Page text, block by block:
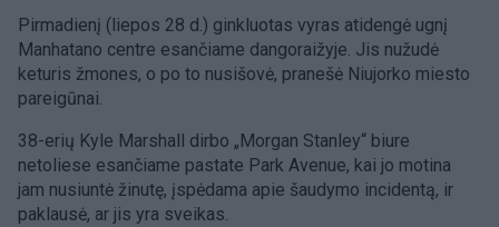
Pirmadienį (liepos 28 d.) ginkluotas vyras atidengė ugnį
Manhatano centre esančiame dangoraižyje. Jis nužudė
keturis žmones, o po to nusišovė, pranešė Niujorko miesto
pareigūnai.
38-erių Kyle Marshall dirbo „Morgan Stanley“ biure
netoliese esančiame pastate Park Avenue, kai jo motina
jam nusiuntė žinutę, įspėdama apie šaudymo incidentą, ir
paklausė, ar jis yra sveikas.